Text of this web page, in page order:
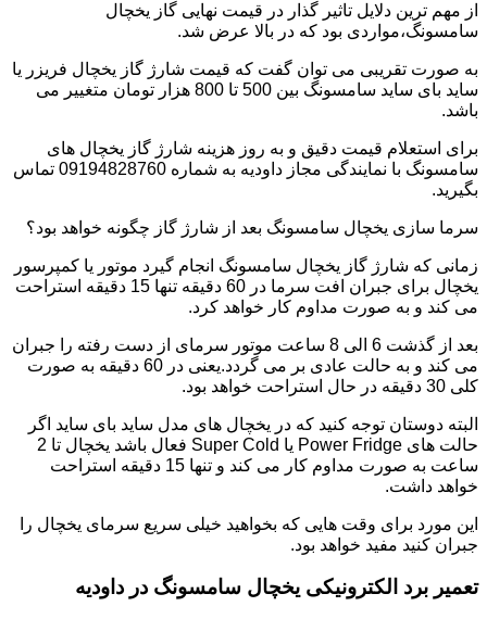
از مهم ترین دلایل تاثیر گذار در قیمت نهایی گاز یخچال
سامسونگ،مواردی بود که در بالا عرض شد.
به صورت تقریبی می توان گفت که قیمت شارژ گاز یخچال فریزر یا
ساید بای ساید سامسونگ بین 500 تا 800 هزار تومان متغییر می
باشد.
برای استعلام قیمت دقیق و به روز هزینه شارژ گاز یخچال های
سامسونگ با نمایندگی مجاز داودیه به شماره 09194828760 تماس
بگیرید.
سرما سازی یخچال سامسونگ بعد از شارژ گاز چگونه خواهد بود؟
زمانی که شارژ گاز یخچال سامسونگ انجام گیرد موتور یا کمپرسور
یخچال برای جبران افت سرما در 60 دقیقه تنها 15 دقیقه استراحت
می کند و به صورت مداوم کار خواهد کرد.
بعد از گذشت 6 الی 8 ساعت موتور سرمای از دست رفته را جبران
می کند و به حالت عادی بر می گردد.یعنی در 60 دقیقه به صورت
کلی 30 دقیقه در حال استراحت خواهد بود.
البته دوستان توجه کنید که در یخچال های مدل ساید بای ساید اگر
حالت های Power Fridge یا Super Cold فعال باشد یخچال تا 2
ساعت به صورت مداوم کار می کند و تنها 15 دقیقه استراحت
خواهد داشت.
این مورد برای وقت هایی که بخواهید خیلی سریع سرمای یخچال را
جبران کنید مفید خواهد بود.
تعمیر برد الکترونیکی یخچال سامسونگ در داودیه